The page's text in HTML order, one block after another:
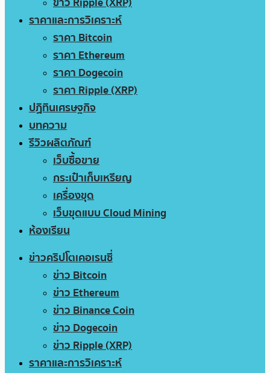
ราคาและการวิเคราะห์
ราคา Bitcoin
ราคา Ethereum
ราคา Dogecoin
ราคา Ripple (XRP)
ปฏิทินเศรษฐกิจ
บทความ
รีวิวผลิตภัณฑ์
เว็บซื้อขาย
กระเป๋าเก็บเหรียญ
เครื่องขุด
เว็บขุดแบบ Cloud Mining
ห้องเรียน
ข่าวคริปโตเคอเรนซี่
ข่าว Bitcoin
ข่าว Ethereum
ข่าว Binance Coin
ข่าว Dogecoin
ข่าว Ripple (XRP)
ราคาและการวิเคราะห์